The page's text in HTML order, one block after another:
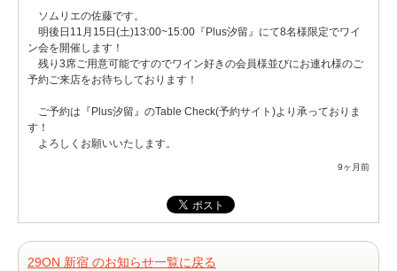
ソムリエの佐藤です。
明後日11月15日(土)13:00~15:00『Plus汐留』にて8名様限定でワイ
ン会を開催します！
残り3席ご用意可能ですのでワイン好きの会員様並びにお連れ様のご
予約ご来店をお待ちしております！
ご予約は『Plus汐留』のTable Check(予約サイト)より承っておりま
す！
よろしくお願いいたします。
9ヶ月前
29ON 新宿 のお知らせ一覧に戻る